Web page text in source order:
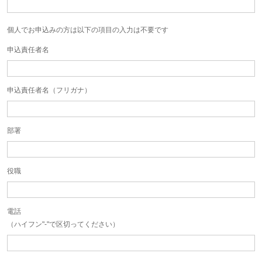
個人でお申込みの方は以下の項目の入力は不要です
申込責任者名
申込責任者名（フリガナ）
部署
役職
電話
（ハイフン"-"で区切ってください）